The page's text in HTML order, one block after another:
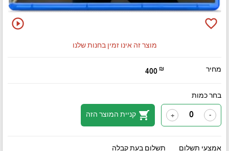
favorite_border
play_circle_outline
מוצר זה אינו זמין בחנות שלנו
מחיר 400 ₪
בחר כמות
-
+
shopping_cart קניית המוצר הזה
אמצעי תשלום
תשלום בעת קבלה